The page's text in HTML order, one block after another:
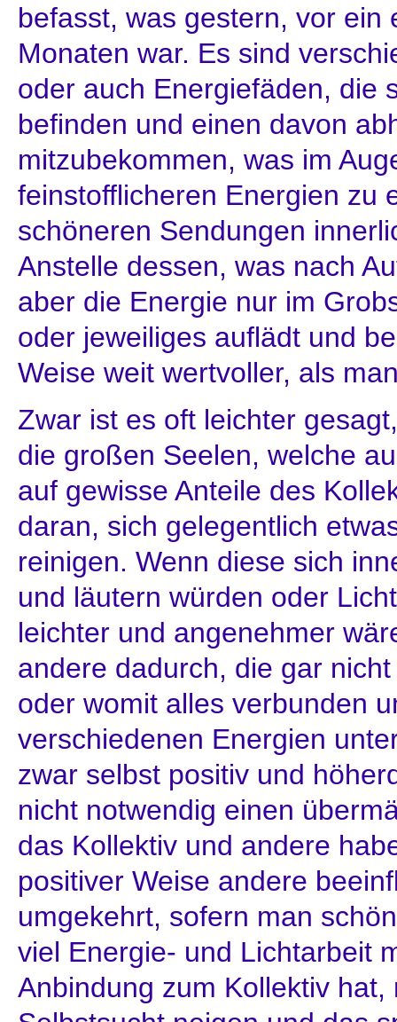
befasst, was gestern, vor ein
Monaten war. Es sind
oder auch Energiefäden, die
befinden und einen davon
mitzubekommen, was im
feinstofflicheren Energien zu
schöneren Sendungen
Anstelle dessen, was nach
aber die Energie nur im
oder jeweiliges auflädt und
Weise weit wertvoller, als
Zwar ist es oft leichter
die großen Seelen, welche
auf gewisse Anteile des
daran, sich gelegentlich
reinigen. Wenn diese sich
und läutern würden oder
leichter und angenehmer
andere dadurch, die gar
oder womit alles verbunden
verschiedenen Energien
zwar selbst positiv und
nicht notwendig einen
das Kollektiv und andere
positiver Weise andere
umgekehrt, sofern man
viel Energie- und Lichtarbeit
Anbindung zum Kollektiv